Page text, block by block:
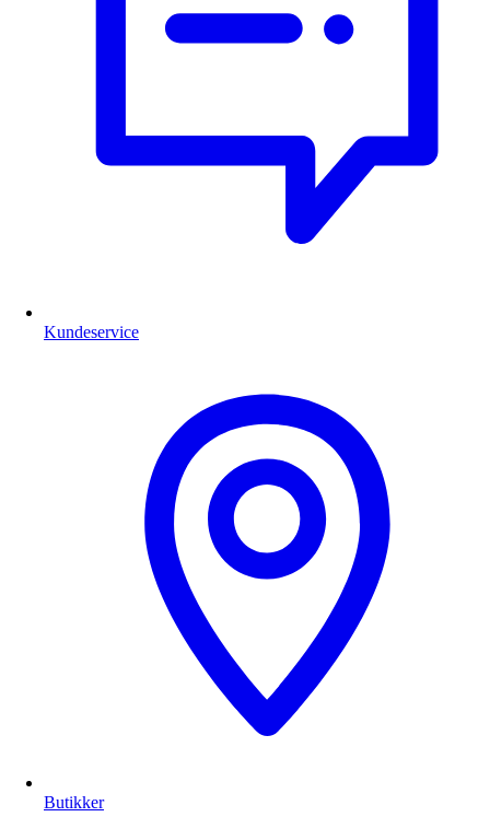
Kundeservice
Butikker